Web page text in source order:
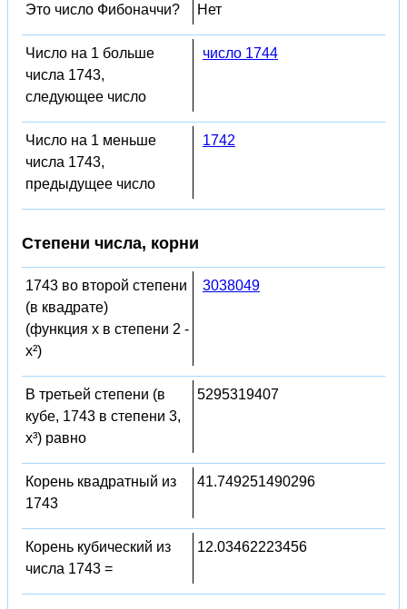
Это число Фибоначчи? Нет
Число на 1 больше
числа 1743,
следующее число
число 1744
Число на 1 меньше
числа 1743,
предыдущее число
1742
Степени числа, корни
1743 во второй степени
(в квадрате)
(функция x в степени 2 -
x²)
3038049
В третьей степени (в
кубе, 1743 в степени 3,
x³) равно
5295319407
Корень квадратный из
1743
41.749251490296
Корень кубический из
числа 1743 =
12.03462223456